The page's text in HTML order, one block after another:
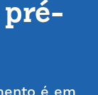
pré-